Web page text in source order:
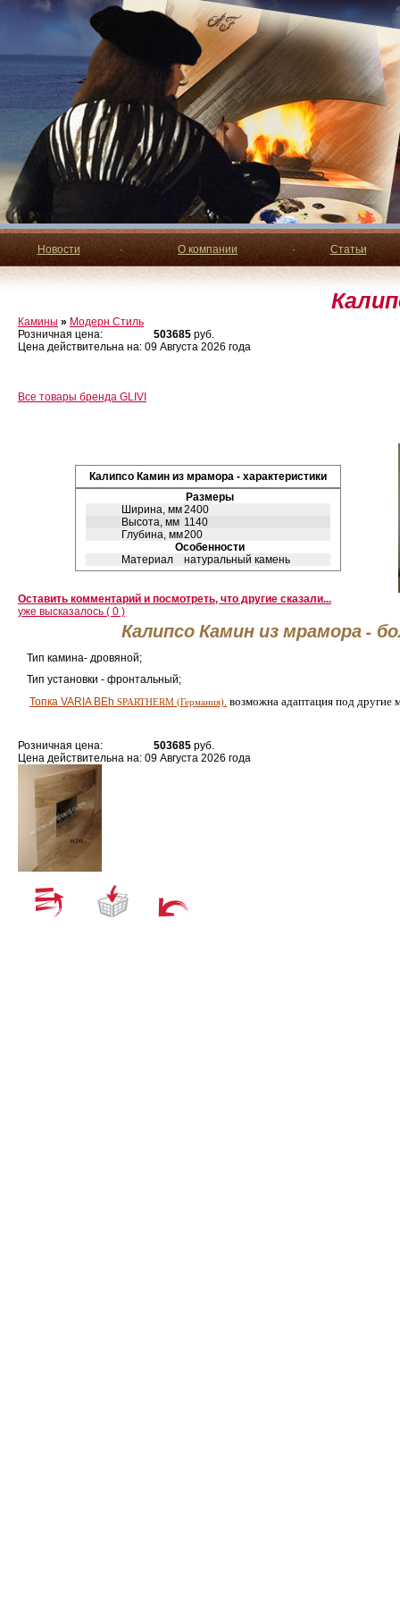
Новости · О компании · Статьи
Камины » Модерн Стиль
Розничная цена:
503685 руб.
Цена действительна на: 09 Августа 2026 года
Все товары бренда GLIVI
Калипсо Камин из мрамора - характеристики
Размеры
Ширина, мм2400
Высота, мм 1140
Глубина, мм200
Особенности
Материал
натуральный камень
Оставить комментарий и посмотреть, что другие сказали...
уже высказалось ( 0 )
Калипсо Камин из мрамора -
Тип камина- дровяной;
Тип установки - фронтальный;
Топка VARIA BEh SPARTHERM (Германия). возможна адаптация под другие
Розничная цена: 503685 руб.
Цена действительна на: 09 Августа 2026 года